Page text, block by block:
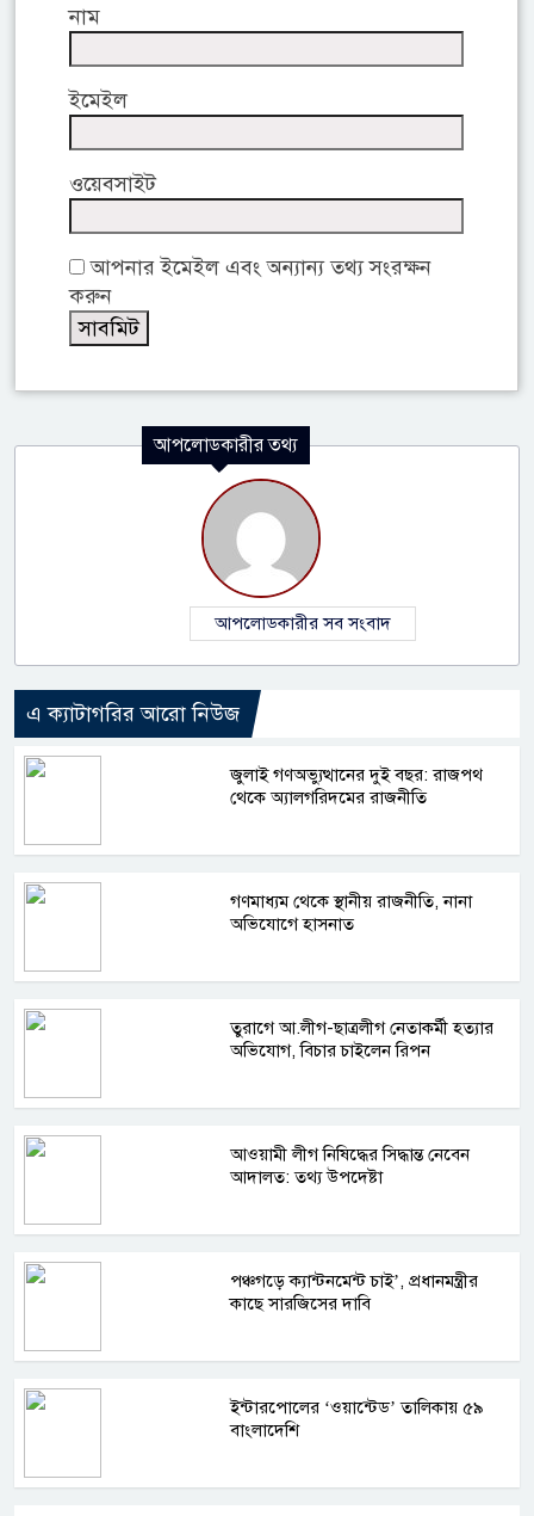
নাম
ইমেইল
ওয়েবসাইট
আপনার ইমেইল এবং অন্যান্য তথ্য সংরক্ষন
করুন
আপলোডকারীর তথ্য
আপলোডকারীর সব সংবাদ
এ ক্যাটাগরির আরো নিউজ
জুলাই গণঅভ্যুত্থানের দুই বছর: রাজপথ
থেকে অ্যালগরিদমের রাজনীতি
গণমাধ্যম থেকে স্থানীয় রাজনীতি, নানা
অভিযোগে হাসনাত
তুরাগে আ.লীগ-ছাত্রলীগ নেতাকর্মী হত্যার
অভিযোগ, বিচার চাইলেন রিপন
আওয়ামী লীগ নিষিদ্ধের সিদ্ধান্ত নেবেন
আদালত: তথ্য উপদেষ্টা
পঞ্চগড়ে ক্যান্টনমেন্ট চাই’, প্রধানমন্ত্রীর
কাছে সারজিসের দাবি
ইন্টারপোলের ‘ওয়ান্টেড’ তালিকায় ৫৯
বাংলাদেশি